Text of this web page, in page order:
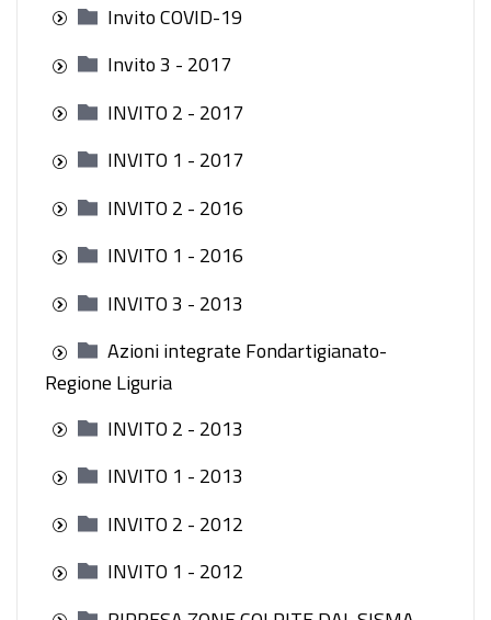
Invito COVID-19
Invito 3 - 2017
INVITO 2 - 2017
INVITO 1 - 2017
INVITO 2 - 2016
INVITO 1 - 2016
INVITO 3 - 2013
Azioni integrate Fondartigianato-
Regione Liguria
INVITO 2 - 2013
INVITO 1 - 2013
INVITO 2 - 2012
INVITO 1 - 2012